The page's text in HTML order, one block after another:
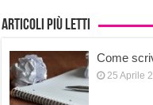
Articoli più letti
Come
25 Aprile